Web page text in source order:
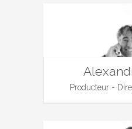
Producteur -